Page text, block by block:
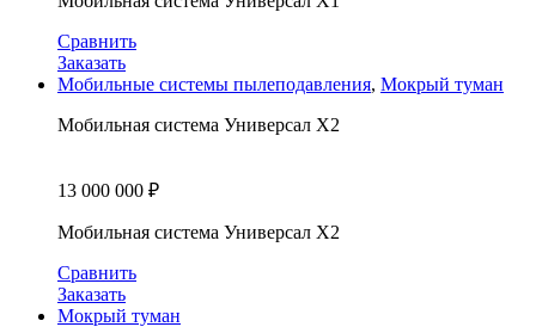
Сравнить
Заказать
Мобильные системы пылеподавления, Мокрый туман
Мобильная система Универсал X2
13 000 000 ₽
Мобильная система Универсал X2
Сравнить
Заказать
Мокрый туман